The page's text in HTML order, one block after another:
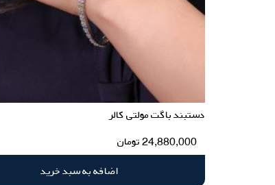
دستبند باگت مولتی کالر
24,880,000تومان
اضافه به سبد خرید